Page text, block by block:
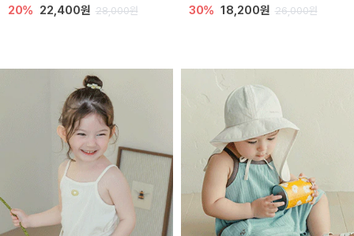
20% 22,400원 28,000원 30% 18,200원 26,000원